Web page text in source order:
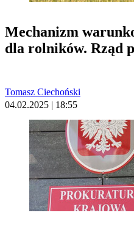
Mechanizm
dla rolników. Rząd
Tomasz Ciechoński
04.02.2025 | 18:55